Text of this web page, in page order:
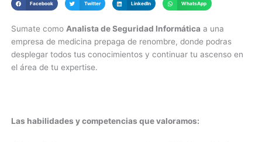
Facebook Twitter LinkedIn WhatsApp
Sumate como Analista de Seguridad Informática a una
empresa de medicina prepaga de renombre, donde podras
desplegar todos tus conocimientos y continuar tu ascenso en
el área de tu expertise.
Las habilidades y competencias que valoramos: